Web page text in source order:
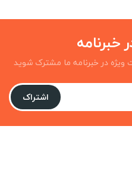
خبرنامه
ویژه در خبرنامه ما مشترک شوید
اشتراک